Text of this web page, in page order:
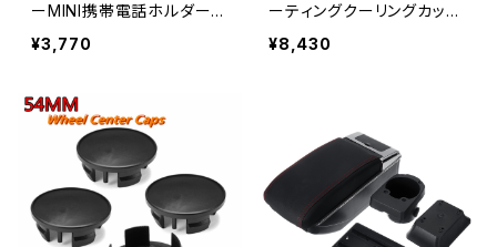
ーMINI携帯電話ホルダー適
切な4.7-7インチGPSマウ
ントサポートiPhone11 Pro
0677020_Store 38685
6310
¥3,770
ーティングクーリングカップ
マグホルダーLED温度表示
付きミニカー冷蔵庫ドリンク
¥8,430